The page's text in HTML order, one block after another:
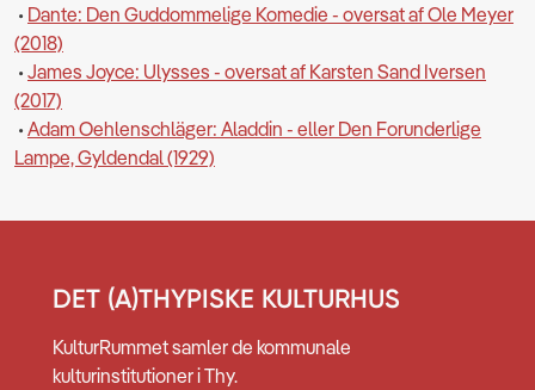
• Dante: Den Guddommelige Komedie - oversat af Ole Meyer
(2018)
• James Joyce: Ulysses - oversat af Karsten Sand Iversen
(2017)
• Adam Oehlenschläger: Aladdin - eller Den Forunderlige
Lampe, Gyldendal (1929)
DET (A)THYPISKE KULTURHUS
KulturRummet samler de kommunale
kulturinstitutioner i Thy.